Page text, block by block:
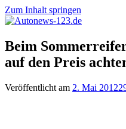
Zum Inhalt springen
Autonews-
123.de
Autonews
mit
Charme
Beim
auf den Preis
Veröffentlicht am 2. Mai 2012